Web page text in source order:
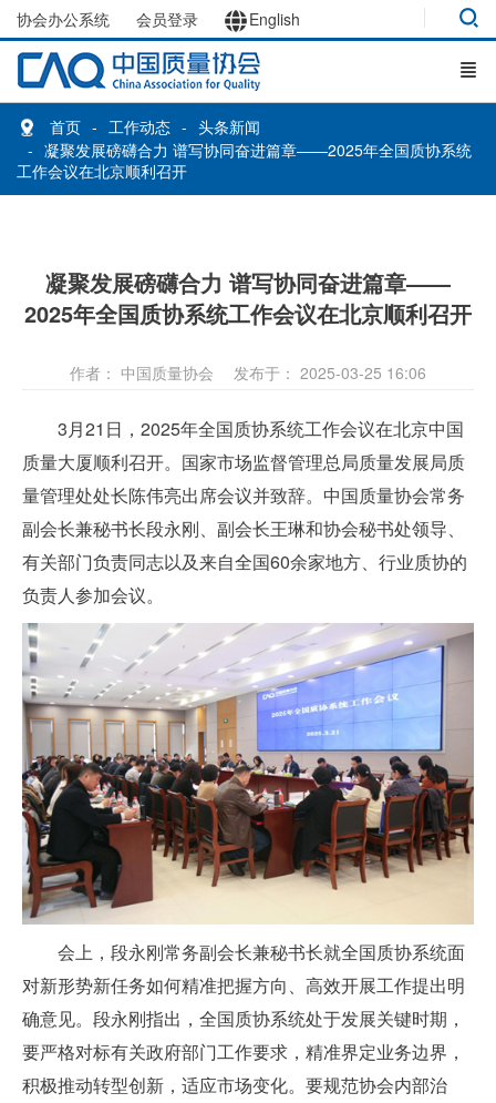
协会办公系统 会员登录 English
首页 工作动态
头条新闻
凝聚发展磅礴合力 谱写协同奋进篇章——2025年全国质协系统
工作会议在北京顺利召开
凝聚发展磅礴合力 谱写协同奋进篇章——
2025年全国质协系统工作会议在北京顺利召开
作者： 中国质量协会 发布于： 2025-03-25 16:06
3月21日，2025年全国质协系统工作会议在北京中国
质量大厦顺利召开。国家市场监督管理总局质量发展局质
量管理处处长陈伟亮出席会议并致辞。中国质量协会常务
副会长兼秘书长段永刚、副会长王琳和协会秘书处领导、
有关部门负责同志以及来自全国60余家地方、行业质协的
负责人参加会议。
会上，段永刚常务副会长兼秘书长就全国质协系统面
对新形势新任务如何精准把握方向、高效开展工作提出明
确意见。段永刚指出，全国质协系统处于发展关键时期，
要严格对标有关政府部门工作要求，精准界定业务边界，
积极推动转型创新，适应市场变化。要规范协会内部治